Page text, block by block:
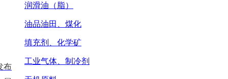
润滑油（脂）
油品油田、煤化
填充剂、化学矿
工业气体、制冷剂
布